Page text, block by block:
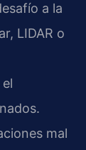
a la
LIDAR o
mal